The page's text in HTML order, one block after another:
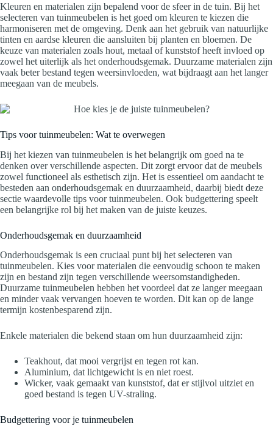
Kleuren en materialen zijn bepalend voor de sfeer in de tuin. Bij het
selecteren van tuinmeubelen is het goed om kleuren te kiezen die
harmoniseren met de omgeving. Denk aan het gebruik van natuurlijke
tinten en aardse kleuren die aansluiten bij planten en bloemen. De
keuze van materialen zoals hout, metaal of kunststof heeft invloed op
zowel het uiterlijk als het onderhoudsgemak. Duurzame materialen zijn
vaak beter bestand tegen weersinvloeden, wat bijdraagt aan het langer
meegaan van de meubels.
Tips voor tuinmeubelen: Wat te overwegen
Bij het kiezen van tuinmeubelen is het belangrijk om goed na te
denken over verschillende aspecten. Dit zorgt ervoor dat de meubels
zowel functioneel als esthetisch zijn. Het is essentieel om aandacht te
besteden aan onderhoudsgemak en duurzaamheid, daarbij biedt deze
sectie waardevolle tips voor tuinmeubelen. Ook budgettering speelt
een belangrijke rol bij het maken van de juiste keuzes.
Onderhoudsgemak en duurzaamheid
Onderhoudsgemak is een cruciaal punt bij het selecteren van
tuinmeubelen. Kies voor materialen die eenvoudig schoon te maken
zijn en bestand zijn tegen verschillende weersomstandigheden.
Duurzame tuinmeubelen hebben het voordeel dat ze langer meegaan
en minder vaak vervangen hoeven te worden. Dit kan op de lange
termijn kostenbesparend zijn.
Enkele materialen die bekend staan om hun duurzaamheid zijn:
Teakhout, dat mooi vergrijst en tegen rot kan.
Aluminium, dat lichtgewicht is en niet roest.
Wicker, vaak gemaakt van kunststof, dat er stijlvol uitziet en
goed bestand is tegen UV-straling.
Budgettering voor je tuinmeubelen